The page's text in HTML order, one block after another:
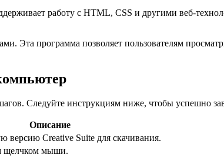
работу с HTML, CSS и другими веб-
Эта программа позволяет пользователям
Следуйте инструкциям ниже, чтобы успешно
Описание
Creative Suite для скачивания.
щелчком мыши.